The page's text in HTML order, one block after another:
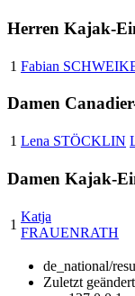
Herren Kajak-
1 Fabian
Damen
1 Lena STÖCKLIN
Damen Kajak-
1
Katja
FRAUENRATH
de_national/
Zuletzt